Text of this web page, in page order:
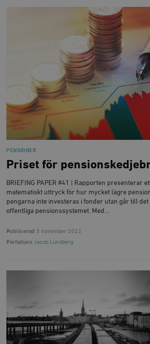
PENSIONER
Priset för
BRIEFING PAPER #41 | Rapporten presenterar
matematiskt uttryck för hur mycket lägre
pengarna inte investeras i fonder utan går till
offentliga pensionssystemet. Med…
Publicerad 3 november 2022
Författare Jacob Lundberg